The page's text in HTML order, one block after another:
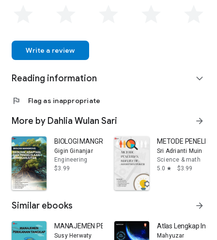
Write a review
Reading information expand_more
flag Flag as inappropriate
More by Dahlia Wulan Sari arrow_forward
BIOLOGI MANGROVE: EKOLOGI, ADAPTASI, DAN
Gigin Ginanjar
Engineering
$3.99
METODE
Sri Adrianti Muin
Science & math
5.0 star $3.99
Similar ebooks arrow_forward
MANAJEMEN PERIKANAN TANGKAP
Susy Herwaty
Atlas Lengkap
Mahyuzar